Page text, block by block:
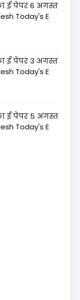
ई पेपर 6 अगस्त
Today's E
ई पेपर 3 अगस्त
Today's E
ई पेपर 5 अगस्त
Today's E